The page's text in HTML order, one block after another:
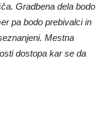
Gradbena dela bodo
pa bodo prebivalci in
Mestna
dostopa kar se da